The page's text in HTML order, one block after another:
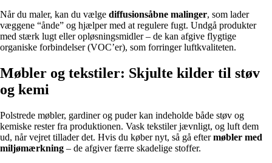
Når du maler, kan du vælge diffusionsåbne malinger, som lader
væggene “ånde” og hjælper med at regulere fugt. Undgå produkter
med stærk lugt eller opløsningsmidler – de kan afgive flygtige
organiske forbindelser (VOC’er), som forringer luftkvaliteten.
Møbler og tekstiler: Skjulte kilder til støv
og kemi
Polstrede møbler, gardiner og puder kan indeholde både støv og
kemiske rester fra produktionen. Vask tekstiler jævnligt, og luft dem
ud, når vejret tillader det. Hvis du køber nyt, så gå eftermøbler med
miljømærkning – de afgiver færre skadelige stoffer.